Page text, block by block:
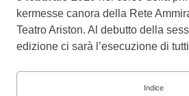
kermesse canora della Rete
Teatro Ariston. Al debutto della
edizione ci sarà l’esecuzione di
Indice